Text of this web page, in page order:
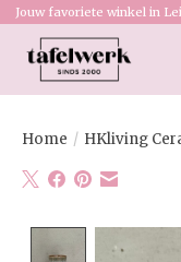
Jouw favoriete winkel in
Home / HKliving
Product